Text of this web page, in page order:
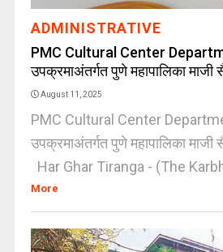
ADMINISTRATIVE
PMC Cultural Center
उपक्रमाअंतर्गत पुणे महापालिका माजी
August 11, 2025
PMC Cultural Center
उपक्रमाअंतर्गत पुणे महापालिका माजी
Har Ghar Tiranga - (The
More